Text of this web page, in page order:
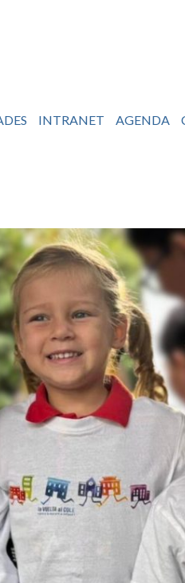
INTRANET AGENDA